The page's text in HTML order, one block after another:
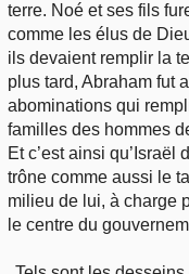
terre. Noé et ses fils
comme les élus de
ils devaient remplir la
plus tard, Abraham fut
abominations qui
familles des hommes
Et c’est ainsi
trône comme aussi le
milieu de lui, à charge
le centre du